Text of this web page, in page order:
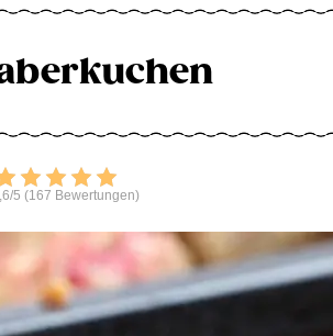
Bewerten
5 (167 Bewertungen)